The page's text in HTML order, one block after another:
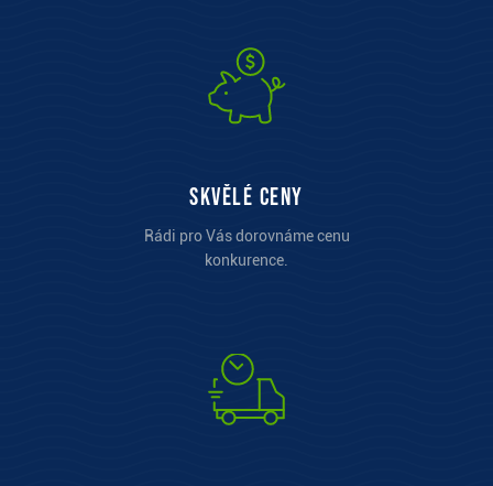
Skvělé ceny
Rádi pro Vás dorovnáme cenu
konkurence.